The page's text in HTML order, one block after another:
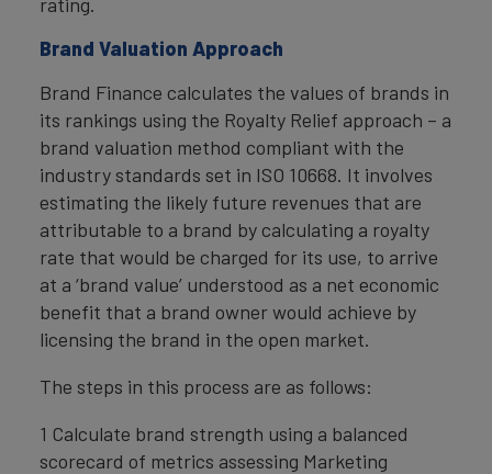
Brand Valuation Approach
Brand Finance calculates the values of brands in
its rankings using the Royalty Relief approach – a
brand valuation method compliant with the
industry standards set in ISO 10668. It involves
estimating the likely future revenues that are
attributable to a brand by calculating a royalty
rate that would be charged for its use, to arrive
at a ‘brand value’ understood as a net economic
benefit that a brand owner would achieve by
licensing the brand in the open market.
The steps in this process are as follows:
1 Calculate brand strength using a balanced
scorecard of metrics assessing Marketing